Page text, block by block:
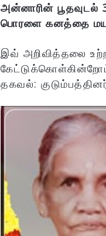
அன்னாரின் பூதவுடல்
பொரளை கனத்தை
இவ் அறிவித்தலை
தகவல்: